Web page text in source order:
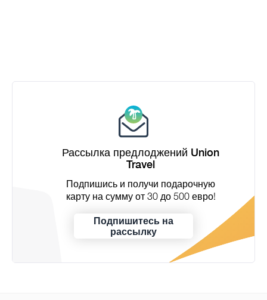
Рассылка предлоджений Union
Travel
Подпишись и получи подарочную
карту на сумму от 30 до 500 евро!
Подпишитесь на
рассылку